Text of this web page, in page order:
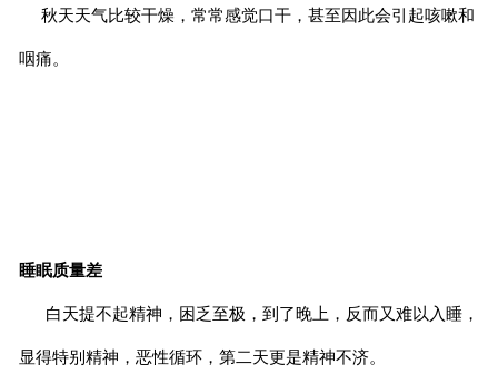
秋天天气比较干燥，常常感觉口干，甚至因此会引起咳嗽和
咽痛。
睡眠质量差
白天提不起精神，困乏至极，到了晚上，反而又难以入睡，
显得特别精神，恶性循环，第二天更是精神不济。